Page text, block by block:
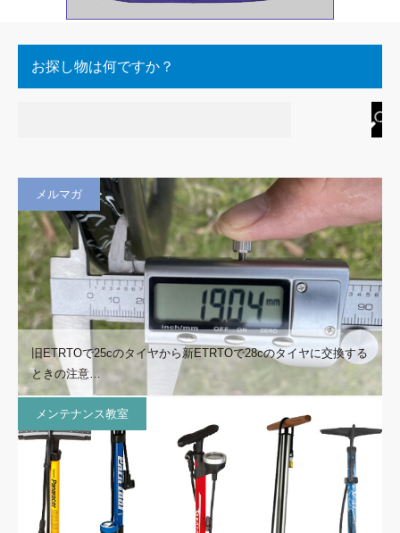
お探し物は何ですか？
メルマガ
旧ETRTOで25cのタイヤから新ETRTOで28cのタイヤに交換する
ときの注意…
メンテナンス教室